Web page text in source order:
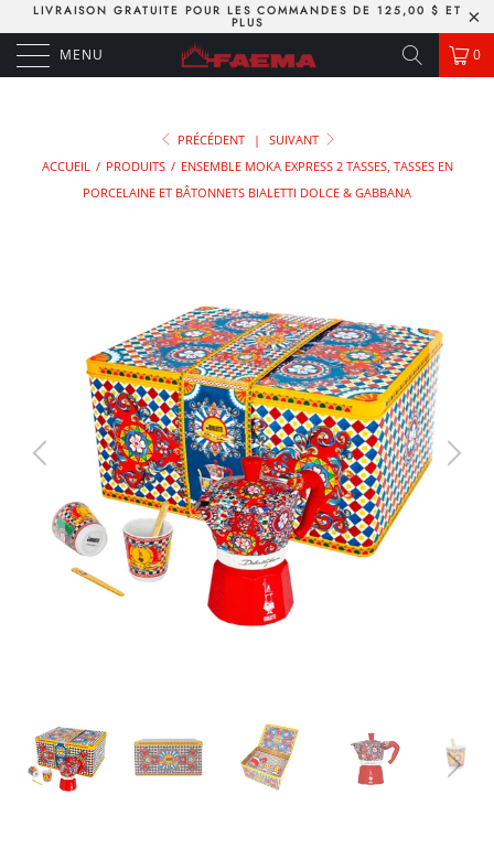
LIVRAISON GRATUITE POUR LES COMMANDES DE 125,00 $ ET
PLUS
MENU 0
PRÉCÉDENT |
SUIVANT
ACCUEIL / PRODUITS / ENSEMBLE MOKA EXPRESS 2 TASSES, TASSES EN
PORCELAINE ET BÂTONNETS BIALETTI DOLCE & GABBANA